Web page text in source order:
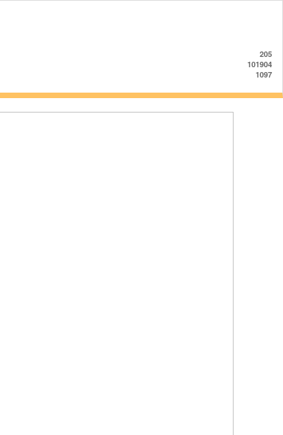
205
101904
1097